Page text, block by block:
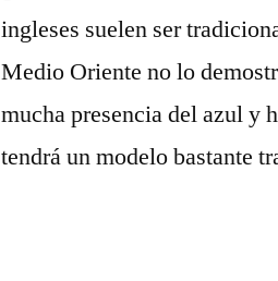
ingleses suelen ser
Medio Oriente no lo
mucha presencia del azul y
tendrá un modelo bastante